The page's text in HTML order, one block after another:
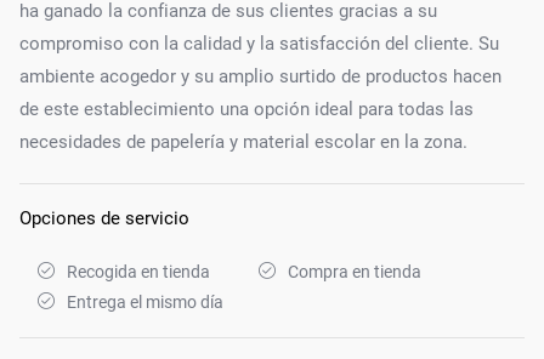
ha ganado la confianza de sus clientes gracias a su
compromiso con la calidad y la satisfacción del cliente. Su
ambiente acogedor y su amplio surtido de productos hacen
de este establecimiento una opción ideal para todas las
necesidades de papelería y material escolar en la zona.
Opciones de servicio
Recogida en tienda
Compra en tienda
Entrega el mismo día